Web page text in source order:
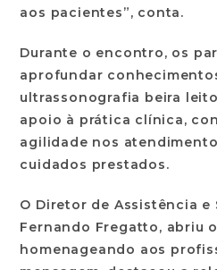
aos pacientes”, conta.
Durante o encontro, os
aprofundar
ultrassonografia beira
apoio à prática clínica,
agilidade nos
cuidados prestados.
O Diretor de Assistência e
Fernando Fregatto, abriu
homenageando aos